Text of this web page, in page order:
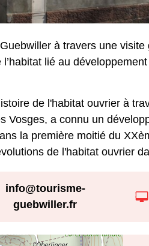
à travers une
lié au
de l'habitat ouvrier à
Vosges, a connu un
la première moitié du
de l'habitat ouvrier
info@tourisme-
guebwiller.fr